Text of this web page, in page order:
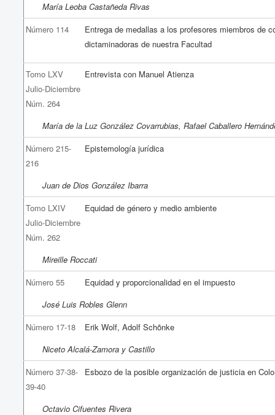
María Leoba Castañeda Rivas
Número 114
Entrega de medallas a los profesores miembros de
dictaminadoras de nuestra Facultad
Tomo LXV
Julio-Diciembre
Núm. 264
Entrevista con Manuel Atienza
María de la Luz González Covarrubias, Rafael Caballero
Número 215-
216
Epistemología jurídica
Juan de Dios González Ibarra
Tomo LXIV
Julio-Diciembre
Núm. 262
Equidad de género y medio ambiente
Mireille Roccati
Número 55
Equidad y proporcionalidad en el impuesto
José Luis Robles Glenn
Número 17-18
Erik Wolf, Adolf Schõnke
Niceto Alcalá-Zamora y Castillo
Número 37-38-
39-40
Esbozo de la posible organización de justicia en
Octavio Cifuentes Rivera